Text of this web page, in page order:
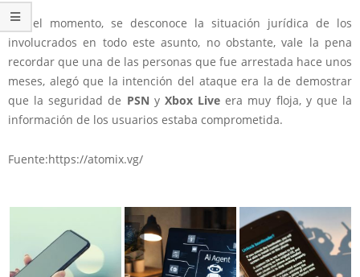
Por el momento, se desconoce la situación jurídica de los
involucrados en todo este asunto, no obstante, vale la pena
recordar que una de las personas que fue arrestada hace unos
meses, alegó que la intención del ataque era la de demostrar
que la seguridad de PSN y Xbox Live era muy floja, y que la
información de los usuarios estaba comprometida.
Fuente:https://atomix.vg/